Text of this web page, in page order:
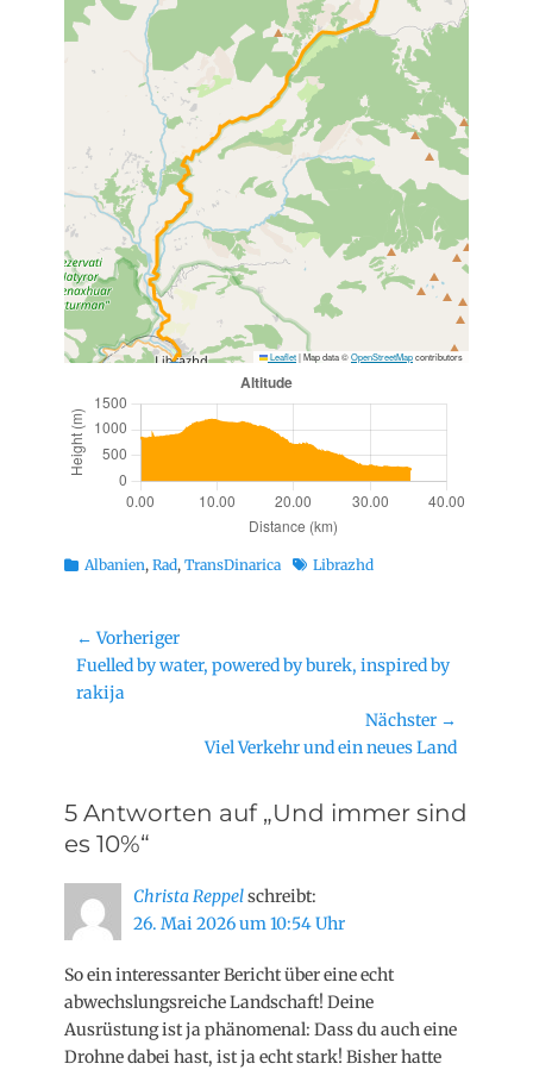
Leaflet|Map data ©OpenStreetMapcontributors
Kategorien
Albanien, Rad, TransDinarica Schlagworte
Librazhd
Beitragsnavigation
← Vorheriger
Vorheriger
Beitrag:
Fuelled by water, powered by burek, inspired by
rakija
Nächster →
Viel Verkehr und ein neues Land
5 Antworten auf „Und immer sind
es 10%“
Christa Reppelschreibt:
26. Mai 2026 um 10:54 Uhr
So ein interessanter Bericht über eine echt
abwechslungsreiche Landschaft! Deine
Ausrüstung ist ja phänomenal: Dass du auch eine
Drohne dabei hast, ist ja echt stark! Bisher hatte